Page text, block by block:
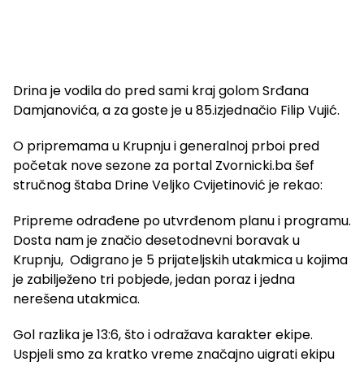
Drina je vodila do pred sami kraj golom Srđana
Damjanovića, a za goste je u 85.izjednačio Filip Vujić.
O pripremama u Krupnju i generalnoj prboi pred
početak nove sezone za portal Zvornicki.ba šef
stručnog štaba Drine Veljko Cvijetinović je rekao:
Pripreme odrađene po utvrđenom planu i programu.
Dosta nam je značio desetodnevni boravak u
Krupnju, Odigrano je 5 prijateljskih utakmica u kojima
je zabilježeno tri pobjede, jedan poraz i jedna
nerešena utakmica.
Gol razlika je 13:6, što i odražava karakter ekipe.
Uspjeli smo za kratko vreme značajno uigrati ekipu